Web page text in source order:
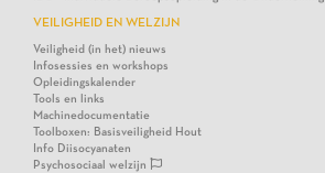
VEILIGHEID EN WELZIJN
Veiligheid (in het) nieuws
Infosessies en workshops
Opleidingskalender
Tools en links
Machinedocumentatie
Toolboxen: Basisveiligheid Hout
Info Diisocyanaten
Psychosociaal welzijn